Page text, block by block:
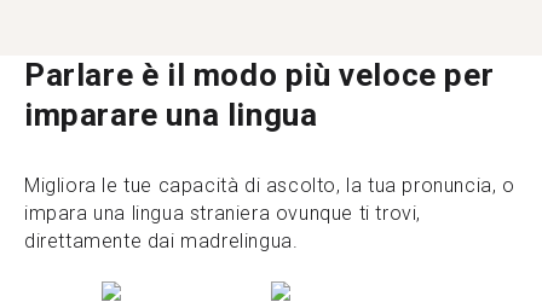
Parlare è il modo più veloce per
imparare una lingua
Migliora le tue capacità di ascolto, la tua pronuncia, o
impara una lingua straniera ovunque ti trovi,
direttamente dai madrelingua.